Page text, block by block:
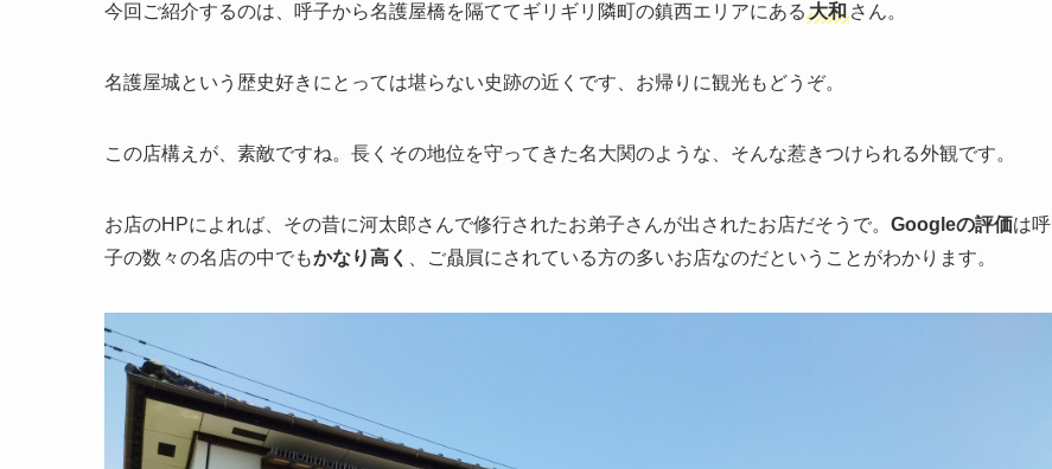
今回ご紹介するのは、呼子から名護屋橋を隔ててギリギリ隣町の鎮西エリアにある 大和 さん。
名護屋城という歴史好きにとっては堪らない史跡の近くです、お帰りに観光もどうぞ。
この店構えが、素敵ですね。長くその地位を守ってきた名大関のような、そんな惹きつけられる外観です。
お店のHPによれば、その昔に河太郎さんで修行されたお弟子さんが出されたお店だそうで。 Googleの評価は呼
子の数々の名店の中でもかなり高く 、ご贔屓にされている方の多いお店なのだということがわかります。